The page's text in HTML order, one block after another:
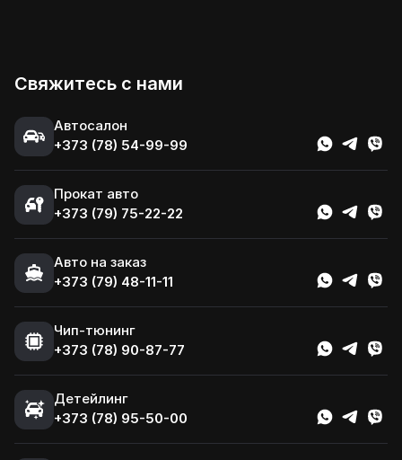
Свяжитесь с нами
Автосалон
+373 (78) 54-99-99
Прокат авто
+373 (79) 75-22-22
Авто на заказ
+373 (79) 48-11-11
Чип-тюнинг
+373 (78) 90-87-77
Детейлинг
+373 (78) 95-50-00